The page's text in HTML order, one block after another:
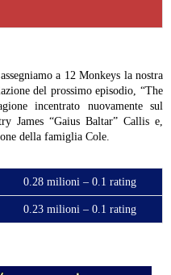
a 12 Monkeys la nostra
del prossimo episodio, “The
incentrato nuovamente sul
James “Gaius Baltar” Callis e,
della famiglia Cole.
0.28 milioni – 0.1 rating
0.23 milioni – 0.1 rating